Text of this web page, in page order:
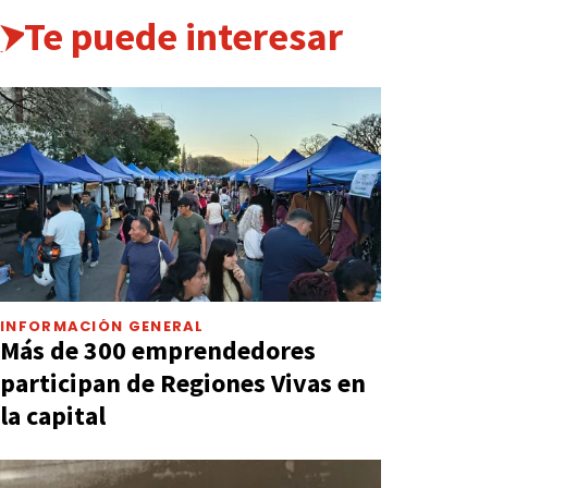
Te puede interesar
INFORMACIÓN GENERAL
Más de 300 emprendedores
participan de Regiones Vivas en
la capital